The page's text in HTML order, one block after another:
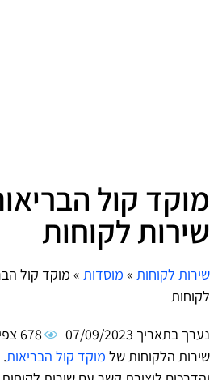
מוקד קול
שירות לקוחות
שירות לקוחות » מוסדות » מוקד קול
לקוחות
נערך בתאריך 07/09/2023 678 צפיות
שירות הלקוחות של מוקד קול הבריאות